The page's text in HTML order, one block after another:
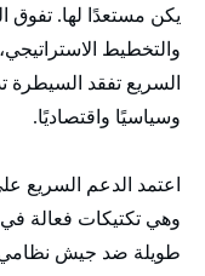
يكن مستعدًا لها. تفوق
والتخطيط
السريع تفقد السيطرة
وسياسيًا واقتصاديًا.
اعتمد الدعم السريع
وهي تكتيكات فعالة
طويلة ضد جيش نظامي